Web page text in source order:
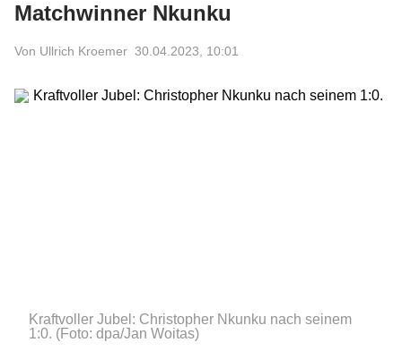
Matchwinner Nkunku
Von Ullrich Kroemer 30.04.2023, 10:01
Kraftvoller Jubel: Christopher Nkunku nach seinem
1:0. (Foto: dpa/Jan Woitas)